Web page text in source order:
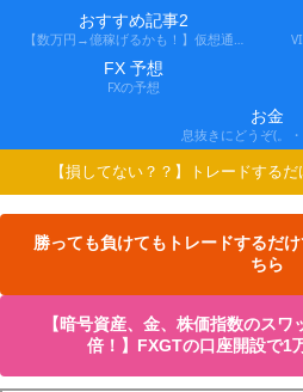
おすすめ記事2
FX 予想
FXの予想
お金
息抜きにどうぞ(。
【損してない？？】トレードする
勝っても負けてもトレードするだ
ちら
【暗号資産、金、株価指数のス
倍！】FXGTの口座開設で1